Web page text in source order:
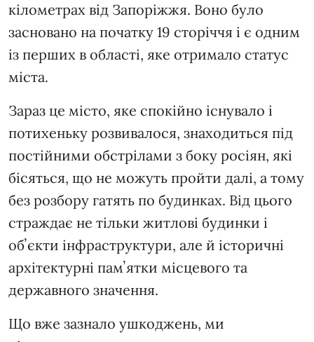
кілометрах від Запоріжжя. Воно було
засновано на початку 19 сторіччя і є одним
із перших в області, яке отримало статус
міста.
Зараз це місто, яке спокійно існувало і
потихеньку розвивалося, знаходиться під
постійними обстрілами з боку росіян, які
бісяться, що не можуть пройти далі, а тому
без розбору гатять по будинках. Від цього
страждає не тільки житлові будинки і
обʼєкти інфраструктури, але й історичні
архітектурні памʼятки місцевого та
державного значення.
Що вже зазнало ушкоджень, ми